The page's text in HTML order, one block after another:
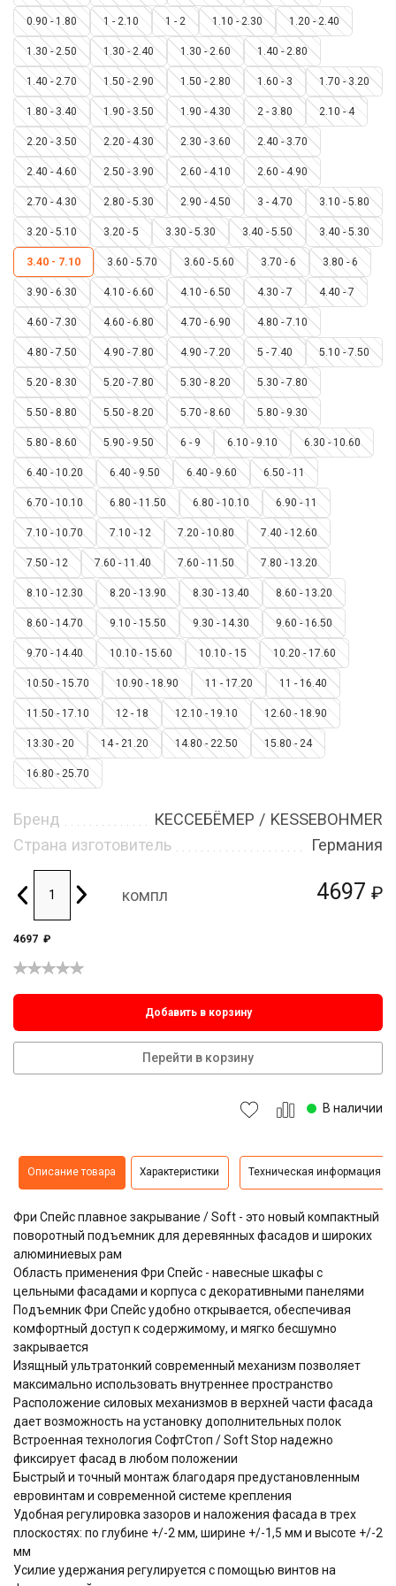
4697 ₽
0.90 - 1.80 1 - 2.10 1 - 2 1.10 - 2.30 1.20 - 2.40
1.30 - 2.50 1.30 - 2.40 1.30 - 2.60 1.40 - 2.80
1.40 - 2.70 1.50 - 2.90 1.50 - 2.80 1.60 - 3 1.70 - 3.20
1.80 - 3.40 1.90 - 3.50 1.90 - 4.30 2 - 3.80 2.10 - 4
2.20 - 3.50 2.20 - 4.30 2.30 - 3.60 2.40 - 3.70
2.40 - 4.60 2.50 - 3.90 2.60 - 4.10 2.60 - 4.90
2.70 - 4.30 2.80 - 5.30 2.90 - 4.50 3 - 4.70 3.10 - 5.80
3.20 - 5.10 3.20 - 5 3.30 - 5.30 3.40 - 5.50 3.40 - 5.30
3.40 - 7.10 3.60 - 5.70 3.60 - 5.60 3.70 - 6 3.80 - 6
3.90 - 6.30 4.10 - 6.60 4.10 - 6.50 4.30 - 7 4.40 - 7
4.60 - 7.30 4.60 - 6.80 4.70 - 6.90 4.80 - 7.10
4.80 - 7.50 4.90 - 7.80 4.90 - 7.20 5 - 7.40 5.10 - 7.50
5.20 - 8.30 5.20 - 7.80 5.30 - 8.20 5.30 - 7.80
5.50 - 8.80 5.50 - 8.20 5.70 - 8.60 5.80 - 9.30
5.80 - 8.60 5.90 - 9.50 6 - 9 6.10 - 9.10 6.30 - 10.60
6.40 - 10.20 6.40 - 9.50 6.40 - 9.60 6.50 - 11
6.70 - 10.10 6.80 - 11.50 6.80 - 10.10 6.90 - 11
7.10 - 10.70 7.10 - 12 7.20 - 10.80 7.40 - 12.60
7.50 - 12 7.60 - 11.40 7.60 - 11.50 7.80 - 13.20
8.10 - 12.30 8.20 - 13.90 8.30 - 13.40 8.60 - 13.20
8.60 - 14.70 9.10 - 15.50 9.30 - 14.30 9.60 - 16.50
9.70 - 14.40 10.10 - 15.60 10.10 - 15 10.20 - 17.60
10.50 - 15.70 10.90 - 18.90 11 - 17.20 11 - 16.40
11.50 - 17.10 12 - 18 12.10 - 19.10 12.60 - 18.90
13.30 - 20 14 - 21.20 14.80 - 22.50 15.80 - 24
16.80 - 25.70
Бренд
КЕССЕБЁМЕР / KESSEBOHMER
Страна изготовитель
Германия
компл
4697 ₽
Добавить в корзину
Перейти в корзину
В наличии
Описание товара Характеристики Техническая информация
Фри Спейс плавное закрывание / Soft - это новый компактный
поворотный подъемник для деревянных фасадов и широких
алюминиевых рам
Область применения Фри Спейс - навесные шкафы с
цельными фасадами и корпуса с декоративными панелями
Подъемник Фри Спейс удобно открывается, обеспечивая
комфортный доступ к содержимому, и мягко бесшумно
закрывается
Изящный ультратонкий cовременный механизм позволяет
максимально использовать внутреннее пространство
Расположение силовых механизмов в верхней части фасада
дает возможность на установку дополнительных полок
Встроенная технология СофтСтоп / Soft Stop надежно
фиксирует фасад в любом положении
Быстрый и точный монтаж благодаря предустановленным
евровинтам и современной системе крепления
Удобная регулировка зазоров и наложения фасада в трех
плоскостях: по глубине +/-2 мм, ширине +/-1,5 мм и высоте +/-2
мм
Усилие удержания регулируется с помощью винтов на